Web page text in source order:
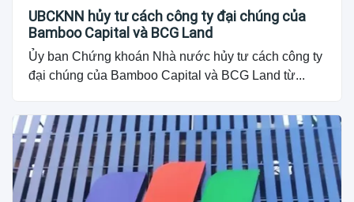
UBCKNN hủy tư cách công ty đại chúng của
Bamboo Capital và BCG Land
Ủy ban Chứng khoán Nhà nước hủy tư cách công ty
đại chúng của Bamboo Capital và BCG Land từ...